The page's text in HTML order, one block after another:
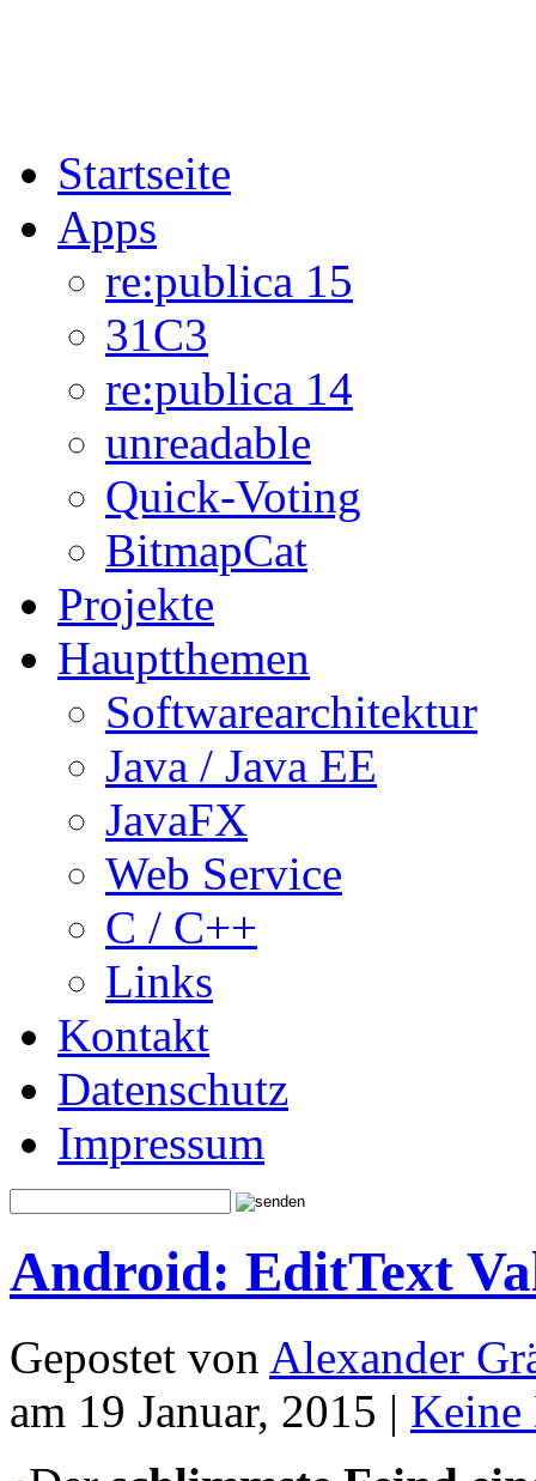
Startseite
Apps
re:publica 15
31C3
re:publica 14
unreadable
Quick-Voting
BitmapCat
Projekte
Hauptthemen
Softwarearchitektur
Java / Java EE
JavaFX
Web Service
C / C++
Links
Kontakt
Datenschutz
Impressum
Android: EditText
Gepostet von Alexander
am 19 Januar, 2015 | Keine